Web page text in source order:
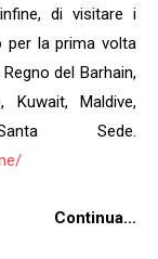
di visitare i
per la prima volta
del Barhain,
Kuwait, Maldive,
Sede.
Continua…